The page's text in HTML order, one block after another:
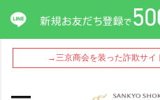
→三京商会を装った詐欺サイ